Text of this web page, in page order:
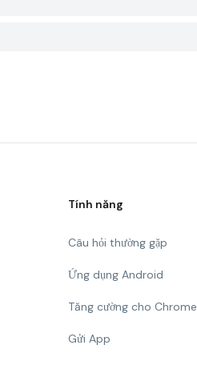
Tính năng
Câu hỏi thường gặp
Ứng dụng Android
Tăng cường cho Chrome
Gửi App